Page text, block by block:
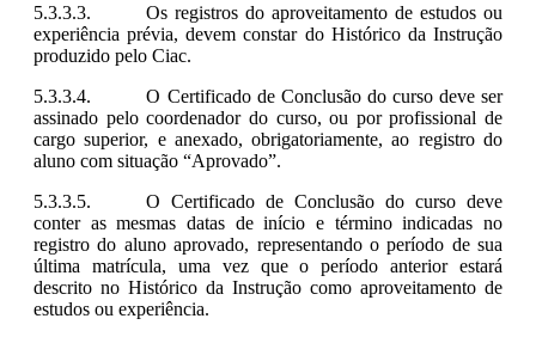
Os registros do aproveitamento de estudos ou
experiência prévia, devem constar do Histórico da Instrução
produzido pelo Ciac.
O Certificado de Conclusão do curso deve ser
assinado pelo coordenador do curso, ou por profissional de
cargo superior, e anexado, obrigatoriamente, ao registro do
aluno com situação “Aprovado”.
O Certificado de Conclusão do curso deve
conter as mesmas datas de início e término indicadas no
registro do aluno aprovado, representando o período de sua
última matrícula, uma vez que o período anterior estará
descrito no Histórico da Instrução como aproveitamento de
estudos ou experiência.